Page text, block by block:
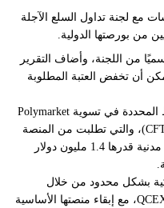
مع لجنة تداول السلع الآجلة
من بورصتها الدولية.
من اللجنة، وأضاف التقرير
أن تخفض العتبة المطلوبة
من شأن النتيجة الناجحة أن تلغي الشروط المحددة في تسوية Polymarket
لعام 2022 مع لجنة تداول السلع الآجلة (CFTC)، والتي تطلبت من المنصة
تقييد المستخدمين الأمريكيين ودفع غرامة مدنية قدرها 1.4 مليون دولار
بشكل محدود من خلال
الاستحواذ على بورصة العملات المشفرة QCEX، مع إبقاء منصتها الأساسية